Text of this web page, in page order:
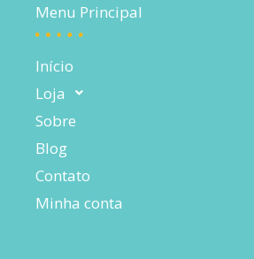
Menu Principal
Início
Loja
Sobre
Blog
Contato
Minha conta